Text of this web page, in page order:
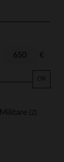
€
OK
(2)